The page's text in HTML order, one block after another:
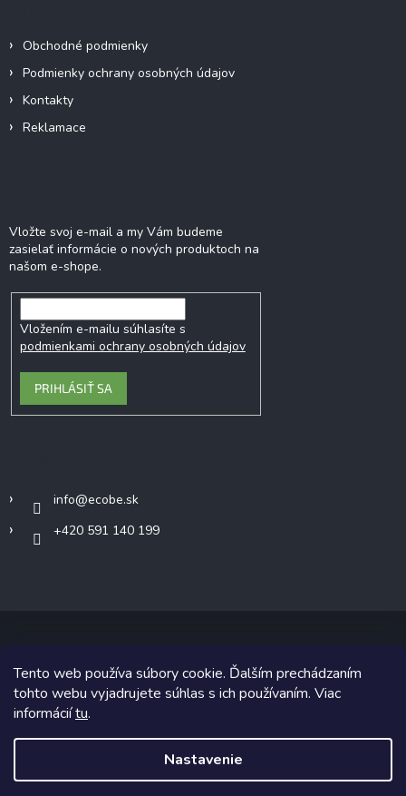
Tento web používa súbory cookie. Ďalším prechádzaním
tohto webu vyjadrujete súhlas s ich používaním. Viac
informáciítu.
Nastavenie
Obchodné podmienky
Podmienky ochrany osobných údajov
Kontakty
Reklamace
Vložte svoj e-mail a my Vám budeme
zasielať informácie o nových produktoch na
našom e-shope.
Vložením e-mailu súhlasíte s
podmienkami ochrany osobných údajov
PRIHLÁSIŤ SA
info@ecobe.sk
+420 591 140 199
Copyright 2026Ecobe.sk. Všetky práva vyhradené.
Grafický návrh vytvoril a na Shoptet implementoval
Shoptetak.cz.
Vytvoril Shoptet